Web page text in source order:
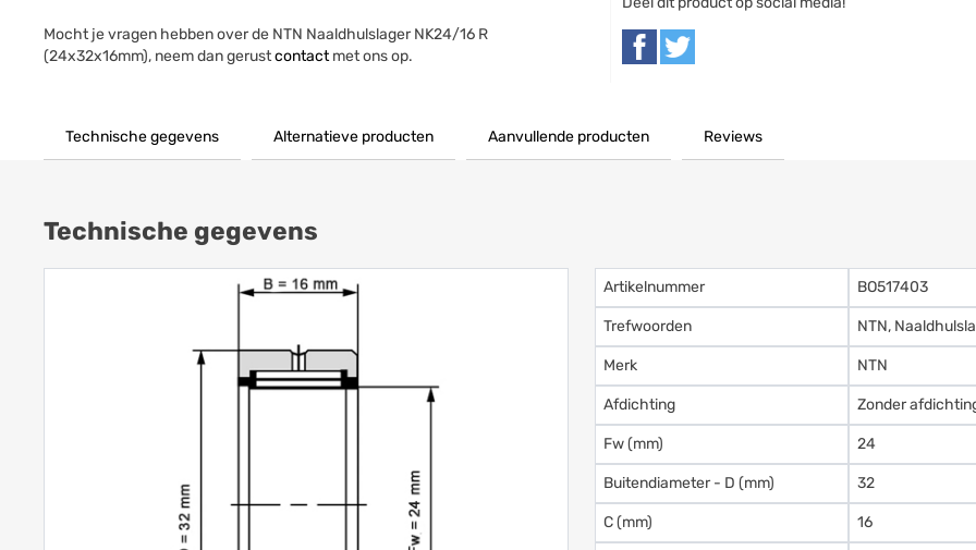
Mocht je vragen hebben over de NTN Naaldhulslager NK24/16 R
(24x32x16mm), neem dan gerustcontactmet ons op.
Technische gegevens Alternatieve producten Aanvullende producten Reviews
Technische gegevens
Artikelnummer BO517403
Trefwoorden NTN,
Merk NTN
Afdichting Zonder
Fw (mm) 24
Buitendiameter - D (mm) 32
C (mm) 16